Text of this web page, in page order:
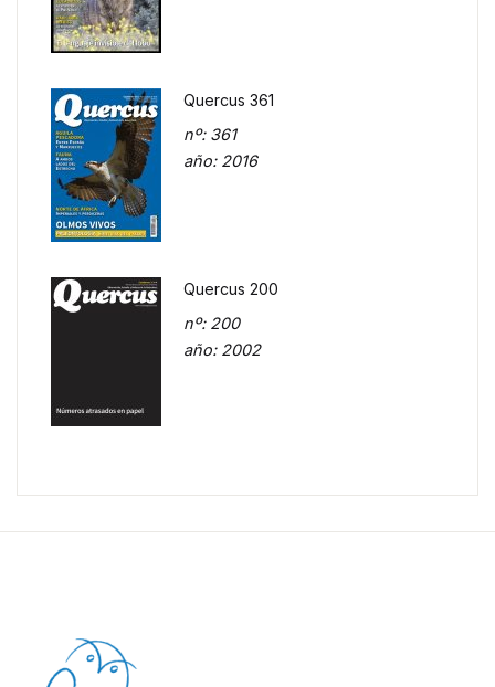
Quercus 361
nº: 361
año: 2016
Quercus 200
nº: 200
año: 2002